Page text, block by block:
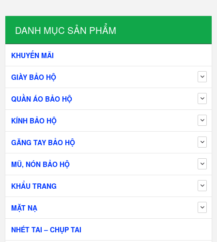
DANH MỤC SẢN PHẨM
KHUYẾN MÃI
GIÀY BẢO HỘ
QUẦN ÁO BẢO HỘ
KÍNH BẢO HỘ
GĂNG TAY BẢO HỘ
MŨ, NÓN BẢO HỘ
KHẨU TRANG
MẶT NẠ
NHÉT TAI – CHỤP TAI